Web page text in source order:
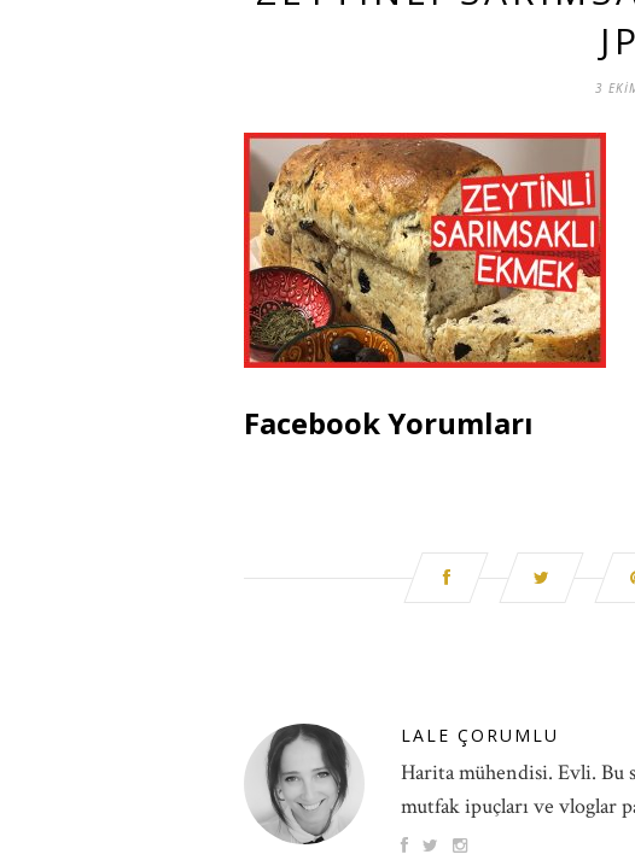
3
Facebook Yorumları
LALE ÇORUMLU
Harita mühendisi. Evli. Bu
mutfak ipuçları ve vloglar